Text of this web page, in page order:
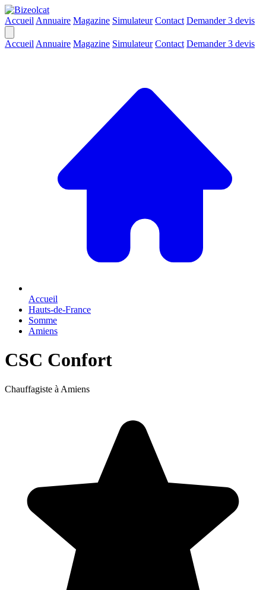
Accueil Annuaire Magazine Simulateur Contact Demander 3 devis
Accueil Annuaire Magazine Simulateur Contact Demander 3 devis
Accueil
Hauts-de-France
Somme
Amiens
CSC Confort
Chauffagiste à Amiens